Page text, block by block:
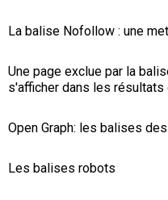
La balise Nofollow : une
Une page exclue par la
s'afficher dans les résultats
Open Graph: les balises
Les balises robots